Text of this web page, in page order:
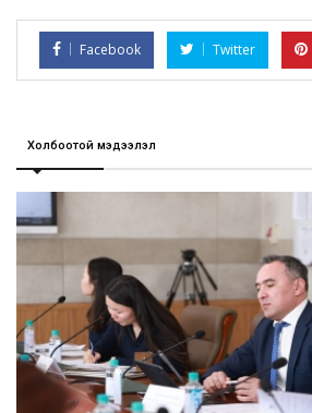
Facebook Twitter
Холбоотой мэдээлэл